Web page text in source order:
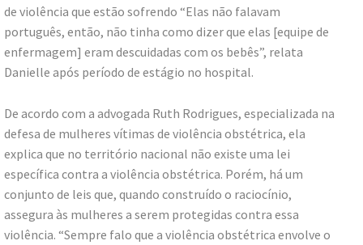
de violência que estão sofrendo “Elas não falavam
português, então, não tinha como dizer que elas [equipe de
enfermagem] eram descuidadas com os bebês”, relata
Danielle após período de estágio no hospital.
De acordo com a advogada Ruth Rodrigues, especializada na
defesa de mulheres vítimas de violência obstétrica, ela
explica que no território nacional não existe uma lei
específica contra a violência obstétrica. Porém, há um
conjunto de leis que, quando construído o raciocínio,
assegura às mulheres a serem protegidas contra essa
violência. “Sempre falo que a violência obstétrica envolve o